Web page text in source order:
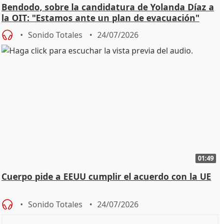
Bendodo, sobre la candidatura de Yolanda Díaz a
la OIT: "Estamos ante un plan de evacuación"
Sonido Totales 24/07/2026
01:49
Cuerpo pide a EEUU cumplir el acuerdo con la UE
Sonido Totales 24/07/2026